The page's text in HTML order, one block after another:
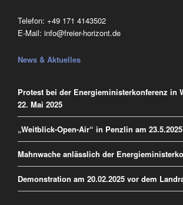
Telefon: ‭+49 171 4143502
E-Mail: info@freier-horizont.de
News & Aktuelles
Protest bei der Energieministerkonferenz in
22. Mai 2025
„Weitblick-Open-Air“ in Penzlin am 23.5.2025
Mahnwache anlässlich der
Demonstration am 20.02.2025 vor dem